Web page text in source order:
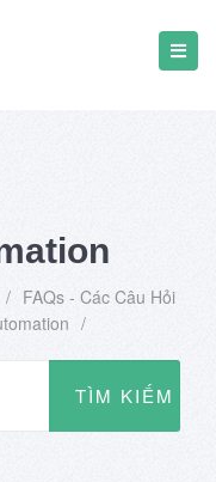
/ FAQs - Các Câu Hỏi
/